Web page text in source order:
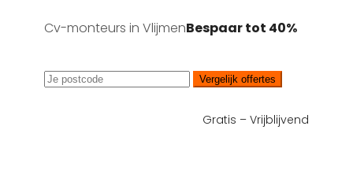
Cv-monteurs in VlijmenBespaar tot 40%
Vergelijk offertes
Gratis – Vrijblijvend